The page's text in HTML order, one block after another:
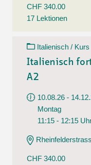
CHF 340.00
17 Lektionen
Italienisch / Kurs
Italienisch
A2
10.08.26 -
Montag
11:15 - 12:15
CHF 340.00